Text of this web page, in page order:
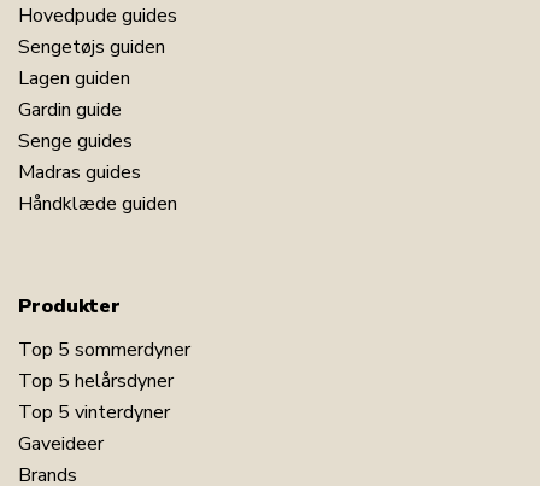
Hovedpude guides
Sengetøjs guiden
Lagen guiden
Gardin guide
Senge guides
Madras guides
Håndklæde guiden
Produkter
Top 5 sommerdyner
Top 5 helårsdyner
Top 5 vinterdyner
Gaveideer
Brands